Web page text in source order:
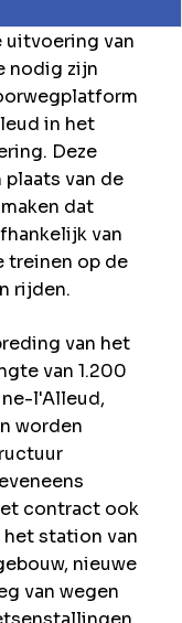
uitvoering van
nodig zijn
in het
Deze
van de
dat
van
treinen op de
rijden.
van het
van 1.200
l'Alleud,
worden
contract ook
station van
nieuwe
van wegen